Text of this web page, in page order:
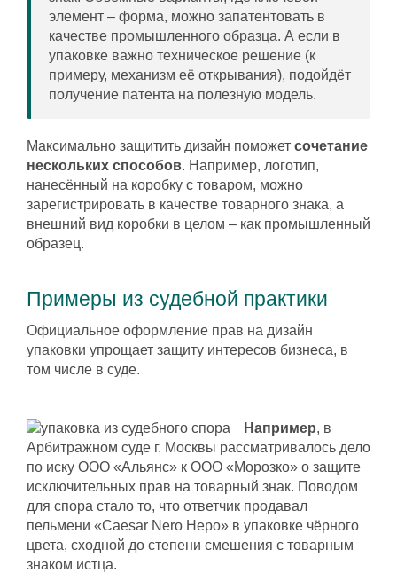
элемент – форма, можно запатентовать в
качестве промышленного образца. А если в
упаковке важно техническое решение (к
примеру, механизм её открывания), подойдёт
получение патента на полезную модель.
Максимально защитить дизайн поможет сочетание
нескольких способов. Например, логотип,
нанесённый на коробку с товаром, можно
зарегистрировать в качестве товарного знака, а
внешний вид коробки в целом – как промышленный
образец.
Примеры из судебной практики
Официальное оформление прав на дизайн
упаковки упрощает защиту интересов бизнеса, в
том числе в суде.
Например, в
Арбитражном суде г. Москвы рассматривалось дело
по иску ООО «Альянс» к ООО «Морозко» о защите
исключительных прав на товарный знак. Поводом
для спора стало то, что ответчик продавал
пельмени «Caesar Nero Hepo» в упаковке чёрного
цвета, сходной до степени смешения с товарным
знаком истца.